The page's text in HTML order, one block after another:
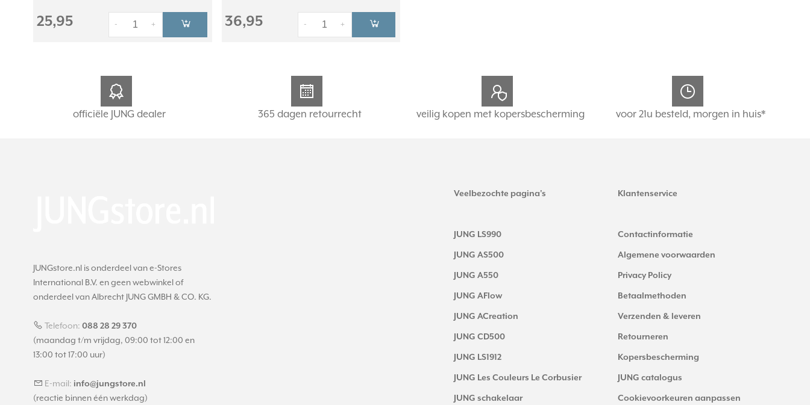
25,95 +
- 36,95 +
-
officiële JUNG dealer 365 dagen retourrecht veilig kopen met kopersbescherming voor 21u besteld, morgen in huis*
JUNGstore.nl is onderdeel van e-Stores
International B.V. en geen webwinkel of
onderdeel van Albrecht JUNG GMBH & CO. KG.
Telefoon: 088 28 29 370
(maandag t/m vrijdag, 09:00 tot 12:00 en
13:00 tot 17:00 uur)
E-mail: info@jungstore.nl
(reactie binnen één werkdag)
Veelbezochte pagina's
JUNG LS990
JUNG AS500
JUNG A550
JUNG AFlow
JUNG ACreation
JUNG CD500
JUNG LS1912
JUNG Les Couleurs Le Corbusier
JUNG schakelaar
Klantenservice
Contactinformatie
Algemene voorwaarden
Privacy Policy
Betaalmethoden
Verzenden & leveren
Retourneren
Kopersbescherming
JUNG catalogus
Cookievoorkeuren aanpassen